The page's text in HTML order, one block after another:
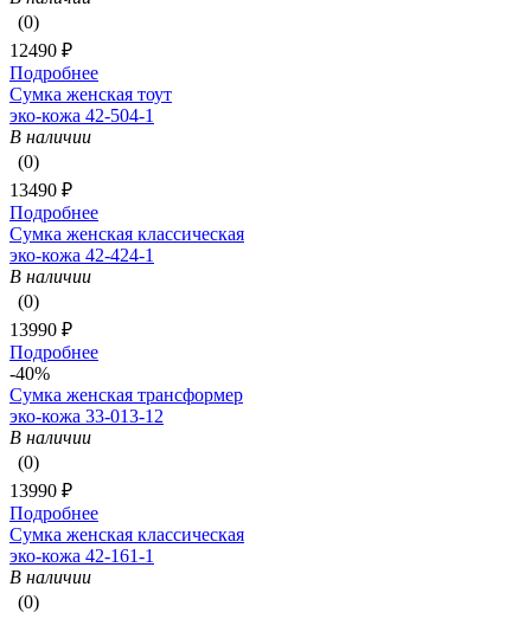
(0)
12490 ₽
Подробнее
Сумка женская тоут
эко-кожа 42-504-1
В наличии
(0)
13490 ₽
Подробнее
Сумка женская классическая
эко-кожа 42-424-1
В наличии
(0)
13990 ₽
Подробнее
-40%
Сумка женская трансформер
эко-кожа 33-013-12
В наличии
(0)
13990 ₽
Подробнее
Сумка женская классическая
эко-кожа 42-161-1
В наличии
(0)